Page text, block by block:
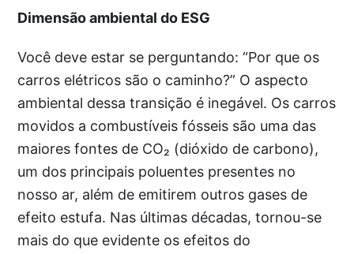
Dimensão ambiental do ESG
Você deve estar se perguntando: “Por que os
carros elétricos são o caminho?” O aspecto
ambiental dessa transição é inegável. Os carros
movidos a combustíveis fósseis são uma das
maiores fontes de CO₂ (dióxido de carbono),
um dos principais poluentes presentes no
nosso ar, além de emitirem outros gases de
efeito estufa. Nas últimas décadas, tornou-se
mais do que evidente os efeitos do